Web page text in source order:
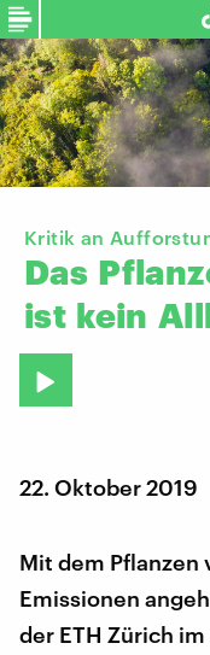
Kritik an
Das
ist kein
22. Oktober 2019
Mit dem Pflanzen
Emissionen
der ETH Zürich